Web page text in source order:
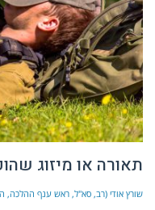
תאורה או מיזוג
שורץ אודי (רב, סא"ל, ראש ענף ההלכה,